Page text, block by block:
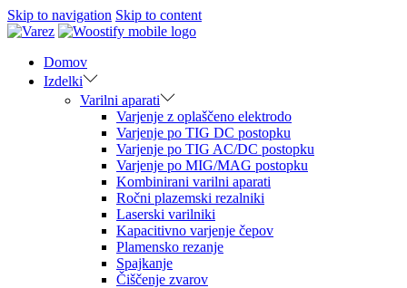
Skip to navigation Skip to content
Domov
Izdelki
Varilni aparati
Varjenje z oplaščeno elektrodo
Varjenje po TIG DC postopku
Varjenje po TIG AC/DC postopku
Varjenje po MIG/MAG postopku
Kombinirani varilni aparati
Ročni plazemski rezalniki
Laserski varilniki
Kapacitivno varjenje čepov
Plamensko rezanje
Spajkanje
Čiščenje zvarov